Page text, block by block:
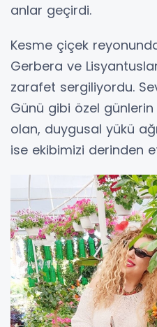
anlar geçirdi.
Kesme çiçek
Gerbera ve
zarafet sergiliyordu.
Günü gibi özel günlerin
olan, duygusal yükü
ise ekibimizi derinden